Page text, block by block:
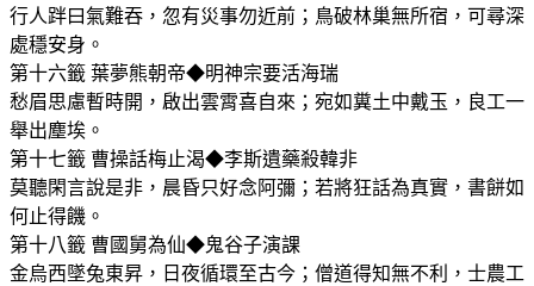
行人跘曰氣難吞，忽有災事勿近前；鳥破林巢無所宿，可尋深
處穩安身。
第十六籤 葉夢熊朝帝◆明神宗要活海瑞
愁眉思慮暫時開，啟出雲霄喜自來；宛如糞土中戴玉，良工一
舉出塵埃。
第十七籤 曹操話梅止渴◆李斯遺藥殺韓非
莫聽閑言說是非，晨昏只好念阿彌；若將狂話為真實，書餅如
何止得饑。
第十八籤 曹國舅為仙◆鬼谷子演課
金烏西墜兔東昇，日夜循環至古今；僧道得知無不利，士農工